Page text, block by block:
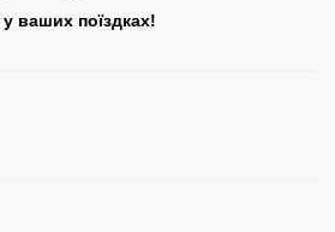
ваших поїздках!